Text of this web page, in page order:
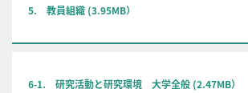
5. 教員組織 (3.95MB）
6-1. 研究活動と研究環境 大学全般 (2.47MB）